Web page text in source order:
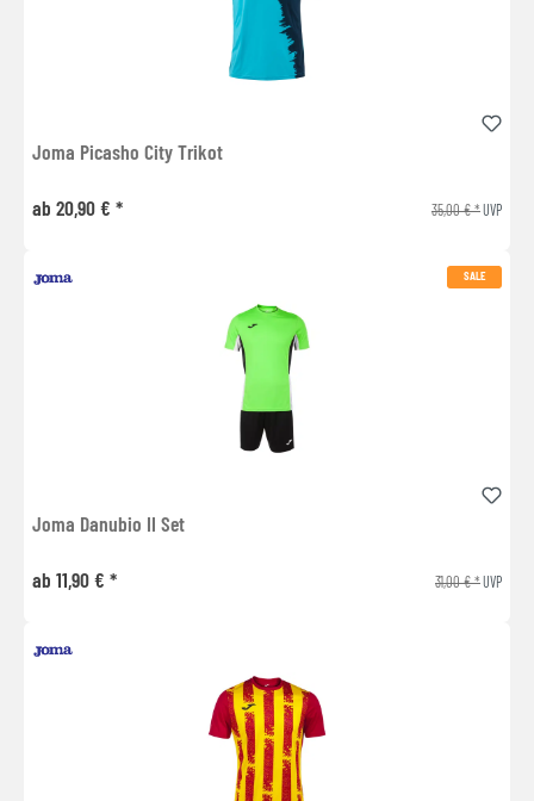
Joma Picasho City Trikot
ab 20,90 € * 35,00 € *UVP
SALE
Joma Danubio II Set
ab 11,90 € * 31,00 € *UVP